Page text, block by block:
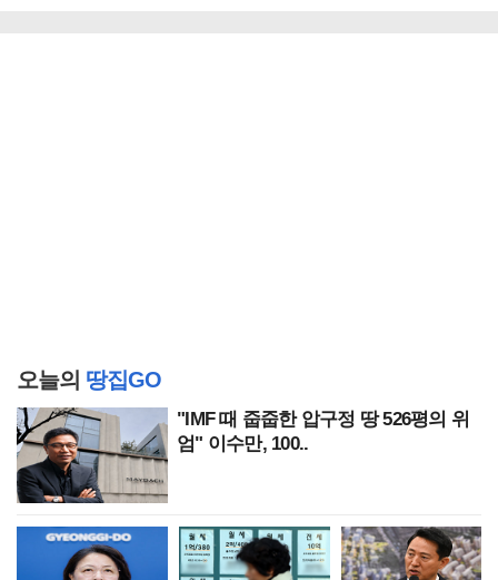
오늘의 땅집GO
"IMF 때 줍줍한 압구정 땅 526평의 위
엄" 이수만, 100..